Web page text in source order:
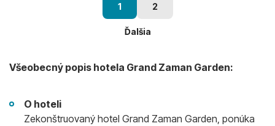
1 2
Ďalšia
Všeobecný popis hotela Grand Zaman Garden:
O hoteli
Zekonštruovaný hotel Grand Zaman Garden, ponúka